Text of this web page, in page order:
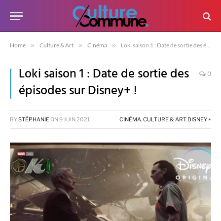
Home » Culture & Art » Cinéma » Loki saison 1 : Date de sortie des épisodes sur Disney+ !
Loki saison 1 : Date de sortie des
épisodes sur Disney+ !
0
BYSTÉPHANIEON 9 JUIN 2021 CINÉMA,CULTURE & ART, DISNEY +